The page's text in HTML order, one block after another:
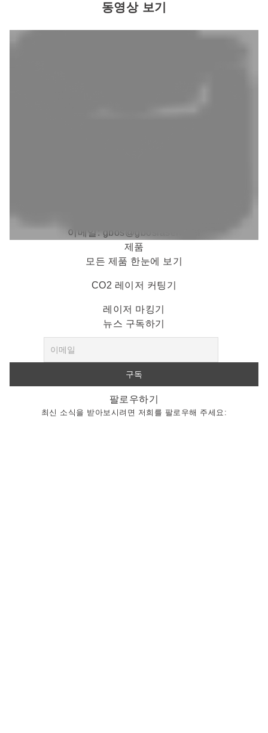
동영상 보기
이메일: gbos@gboslaser.com
제품
모든 제품 한눈에 보기
CO2 레이저 커팅기
레이저 마킹기
뉴스 구독하기
팔로우하기
최신 소식을 받아보시려면 저희를 팔로우해 주세요: